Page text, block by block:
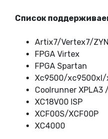
Список
Artix7/Vertex7/
FPGA Virtex
FPGA Spartan
Xc9500/xc9500xl/
Coolrunner XPLA3
XC18V00 ISP
XCF00S/XCF00P
XC4000